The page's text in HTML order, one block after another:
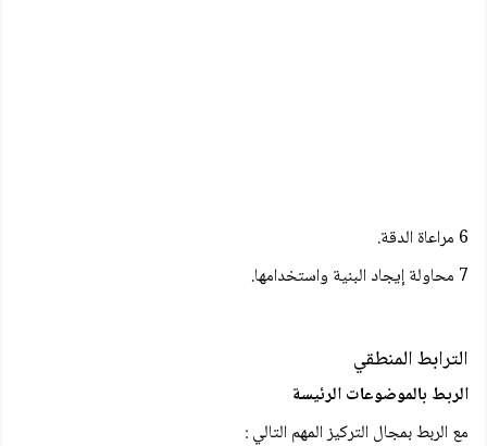
6 مراعاة الدقة.
7 محاولة إيجاد البنية واستخدامها.
الترابط المنطقي
الربط بالموضوعات الرئيسة
مع الربط بمجال التركيز المهم التالي :